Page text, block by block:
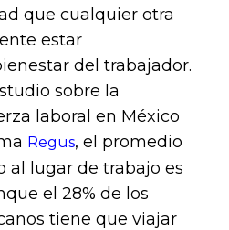
que cualquier otra
estar
del trabajador.
sobre la
laboral en México
Regus, el promedio
al lugar de trabajo es
el 28% de los
tiene que viajar